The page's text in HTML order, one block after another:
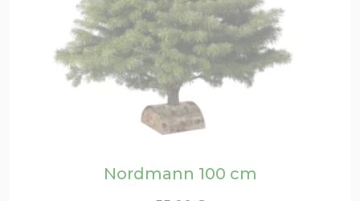
Nordmann 100 cm